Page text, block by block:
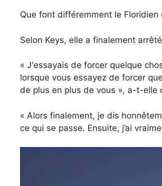
Que font différemment le
Selon Keys, elle a finalement
« J'essayais de forcer quelque
lorsque vous essayez de forcer
de plus en plus de vous », a-t-elle
« Alors finalement, je dis
ce qui se passe. Ensuite, j’ai